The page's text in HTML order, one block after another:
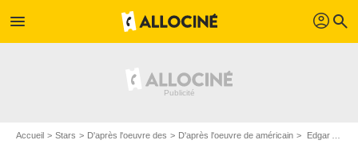
menu profil search
Accueil Stars D'après l'oeuvre des D'après l'oeuvre de américain Edgar Allan Poe